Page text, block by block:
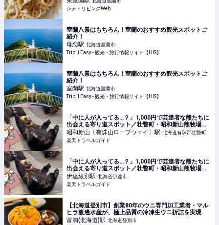
シティリビングWeb
室蘭八景はもちろん！室蘭のおすすめ観光スポットご
紹介！
母恋駅 北海道室蘭市
Trip it Easy - 観光・旅行情報サイト【HIS】
室蘭八景はもちろん！室蘭のおすすめ観光スポットご
紹介！
室蘭駅 北海道室蘭市
Trip it Easy - 観光・旅行情報サイト【HIS】
「中に人が入ってる…？」1,000円で芸達者な熊たちに
出会える寄り道スポット／壮瞥町・昭和新山熊牧場
【楽天トラベル】
昭和新山〔有珠山ロープウェイ〕駅 北海道有珠郡壮瞥町
楽天トラベルガイド
「中に人が入ってる…？」1,000円で芸達者な熊たちに
出会える寄り道スポット／壮瞥町・昭和新山熊牧場
【楽天トラベル】
伊達紋別駅 北海道伊達市
楽天トラベルガイド
【北海道登別市】創業80年のウニ専門加工業者・マル
ヒラ渡邊水産が、極上品質の冷凍生ウニ折詰を実現
富浦(北海道)駅 北海道登別市